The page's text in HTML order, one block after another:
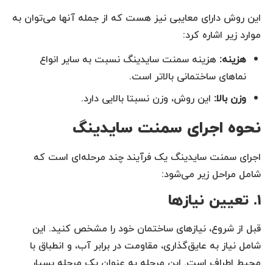
این روش دارای معایبی نیز هست که از جمله آنها می‌توان به
موارد زیر اشاره کرد:
هزینه: هزینه سمنت سایدینگ نسبت به سایر انواع
نماهای ساختمانی بالاتر است.
وزن بالا: این روش، وزن نسبتا بالایی دارد.
نحوه اجرای سمنت سایدینگ
اجرای سمنت سایدینگ یک فرآیند چند مرحله‌ای است که
شامل مراحل زیر می‌شود:
۱. تعیین نیازها
قبل از شروع، نیازهای ساختمان خود را مشخص کنید. این
شامل نیاز به عایق‌گذاری، مقاومت در برابر آب، و انطباق با